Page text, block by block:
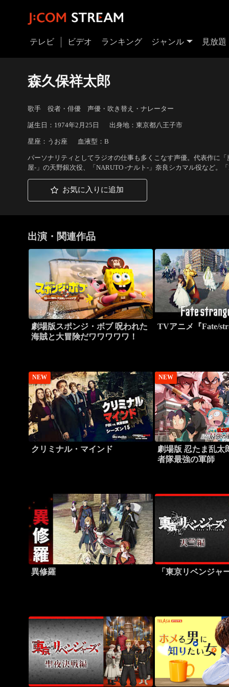
テレビ ビデオ ランキング ジャンル 見放題
森久保祥太郎
歌手 役者・俳優 声優・吹き替え・ナレーター
誕生日：1974年2月25日 出身地：東京都八王子市
星座：うお座 血液型：B
パーソナリティとしてラジオの仕事も多くこなす声優。代表作に
屋-」の天野銀次役、「NARUTO -ナルト-」奈良シカマル役など。
お気に入りに追加
出演・関連作品
劇場版スポンジ・ボブ 呪われた
海賊と大冒険だワワワワワ！
TVアニメ『Fate/
NEW
クリミナル・マインド
NEW
劇場版 忍たま乱太
者隊最強の軍師
異修羅 「東京リベンジャ